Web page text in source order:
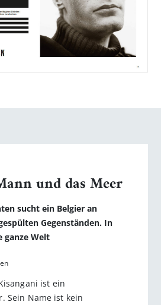
und das Meer
sucht ein Belgier an
Gegenständen. In
ganze Welt
ist ein
Sein Name ist kein